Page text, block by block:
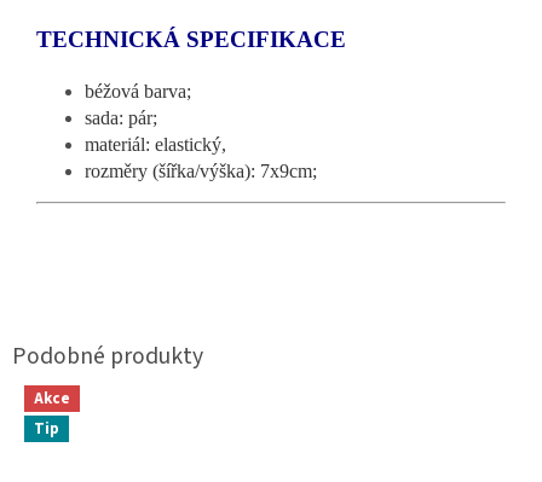
TECHNICKÁ SPECIFIKACE
béžová barva;
sada: pár;
materiál: elastický,
rozměry (šířka/výška): 7x9cm;
Akce
Tip